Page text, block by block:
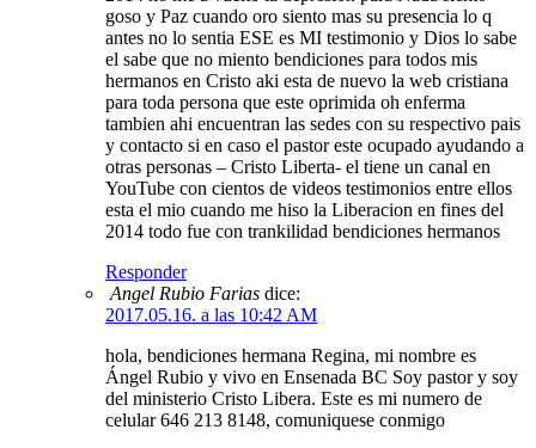
goso y Paz cuando oro siento mas su presencia lo q
antes no lo sentia ESE es MI testimonio y Dios lo sabe
el sabe que no miento bendiciones para todos mis
hermanos en Cristo aki esta de nuevo la web cristiana
para toda persona que este oprimida oh enferma
tambien ahi encuentran las sedes con su respectivo pais
y contacto si en caso el pastor este ocupado ayudando a
otras personas – Cristo Liberta- el tiene un canal en
YouTube con cientos de videos testimonios entre ellos
esta el mio cuando me hiso la Liberacion en fines del
2014 todo fue con trankilidad bendiciones hermanos
Responder
Angel Rubio Farias dice:
2017.05.16. a las 10:42 AM
hola, bendiciones hermana Regina, mi nombre es
Ángel Rubio y vivo en Ensenada BC Soy pastor y soy
del ministerio Cristo Libera. Este es mi numero de
celular 646 213 8148, comuniquese conmigo